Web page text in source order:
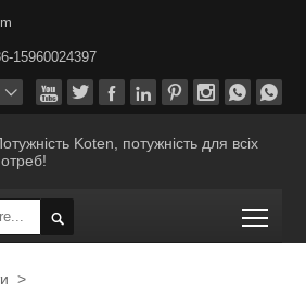
15960024397
       

Koten, потужність для всіх

>